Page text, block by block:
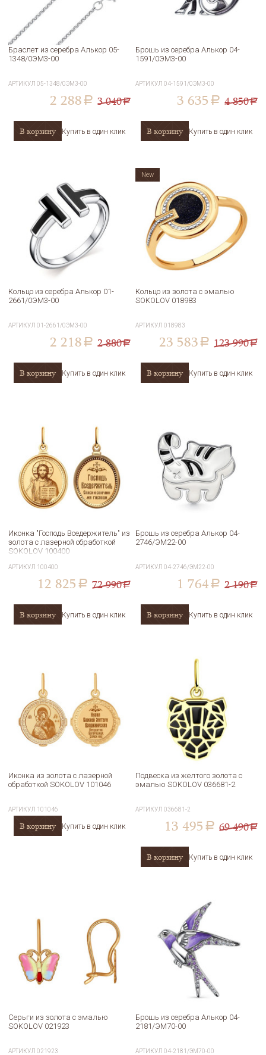
Браслет из серебра Алькор 05-
1348/0ЭМ3-00
АРТИКУЛ05-1348/0ЭМ3-00
2 288 a 3 040a
В корзину Купить в один клик
Брошь из серебра Алькор 04-
1591/0ЭМ3-00
АРТИКУЛ04-1591/0ЭМ3-00
3 635 a 4 850a
В корзину Купить в один клик
Кольцо из серебра Алькор 01-
2661/0ЭМ3-00
АРТИКУЛ01-2661/0ЭМ3-00
2 218 a 2 880a
В корзину Купить в один клик
Кольцо из золота с эмалью
SOKOLOV 018983
АРТИКУЛ018983
23 583 a 123 990a
В корзину Купить в один клик
New
Иконка "Господь Вседержитель" из
золота с лазерной обработкой
SOKOLOV 100400
АРТИКУЛ 100400
12 825 a 72 990a
В корзину Купить в один клик
Брошь из серебра Алькор 04-
2746/ЭМ22-00
АРТИКУЛ04-2746/ЭМ22-00
1 764 a 2 190a
В корзину Купить в один клик
Иконка из золота с лазерной
обработкой SOKOLOV 101046
АРТИКУЛ 101046
В корзину Купить в один клик
Подвеска из желтого золота с
эмалью SOKOLOV 036681-2
АРТИКУЛ036681-2
13 495 a 69 490a
В корзину Купить в один клик
Серьги из золота с эмалью
SOKOLOV 021923
АРТИКУЛ021923
Брошь из серебра Алькор 04-
2181/ЭМ70-00
АРТИКУЛ04-2181/ЭМ70-00